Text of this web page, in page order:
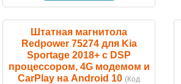
Штатная магнитола
Redpower 75274 для Kia
Sportage 2018+ с DSP
процессором, 4G модемом и
CarPlay на Android 10 (Код